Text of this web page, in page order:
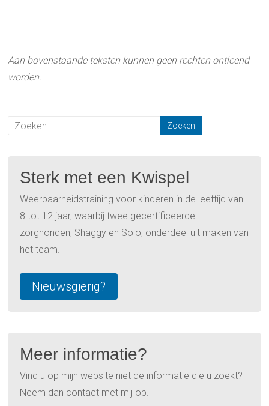
Aan bovenstaande teksten kunnen geen rechten ontleend
worden.
Sterk met een Kwispel
Weerbaarheidstraining voor kinderen in de leeftijd van
8 tot 12 jaar, waarbij twee gecertificeerde
zorghonden, Shaggy en Solo, onderdeel uit maken van
het team.
Nieuwsgierig?
Meer informatie?
Vind u op mijn website niet de informatie die u zoekt?
Neem dan contact met mij op.